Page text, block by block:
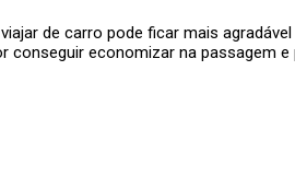
de carro pode ficar mais
economizar na passagem